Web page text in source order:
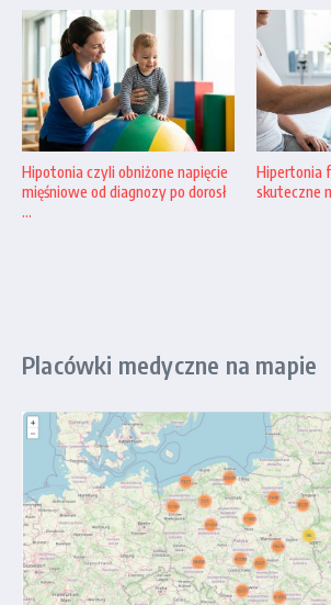
Hipotonia czyli obniżone napięcie
mięśniowe od diagnozy po dorosł
...
Hipertonia
skuteczne
Placówki medyczne na mapie